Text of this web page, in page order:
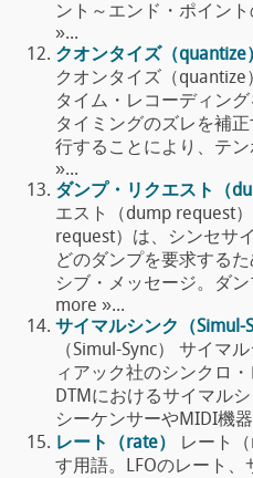
ント～エンド・ポイン
»...
クオンタイズ（quantize
クオンタイズ（
タイム・レコーディン
タイミングのズレを補
行することにより、テ
»...
ダンプ・リクエスト（
エスト（dump request
request）は、シンセサ
どのダンプを要求する
シブ・メッセージ。ダ
more »...
サイマルシンク（Simul-
（Simul-Sync） サイマ
ィアック社のシンクロ
DTMにおけるサイマル
シーケンサーやMIDI機
レート（rate）
レート
す用語。LFOのレート